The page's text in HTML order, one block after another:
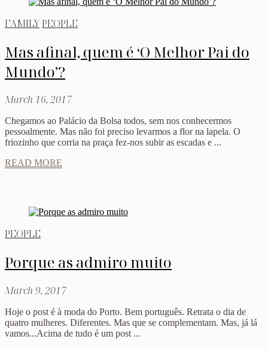
FAMILYPEOPLE
Mas afinal, quem é ‘O Melhor Pai do
Mundo’?
March 16, 2017
Chegamos ao Palácio da Bolsa todos, sem nos conhecermos
pessoalmente. Mas não foi preciso levarmos a flor na lapela. O
friozinho que corria na praça fez-nos subir as escadas e ...
READ MORE
PEOPLE
Porque as admiro muito
March 9, 2017
Hoje o post é à moda do Porto. Bem português. Retrata o dia de
quatro mulheres. Diferentes. Mas que se complementam. Mas, já lá
vamos...Acima de tudo é um post ...